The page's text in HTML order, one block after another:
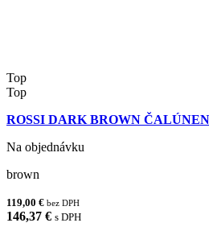
Top
Top
ROSSI DARK BROWN
Na objednávku
brown
119,00 € bez DPH
146,37 € s DPH